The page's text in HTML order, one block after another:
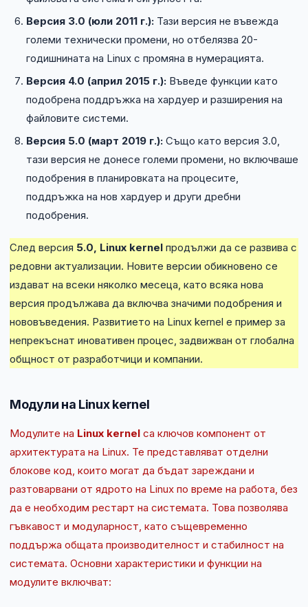
Версия 3.0 (юли 2011 г.): Тази версия не въвежда
големи технически промени, но отбелязва 20-
годишнината на Linux с промяна в нумерацията.
Версия 4.0 (април 2015 г.): Въведе функции като
подобрена поддръжка на хардуер и разширения на
файловите системи.
Версия 5.0 (март 2019 г.): Също като версия 3.0,
тази версия не донесе големи промени, но включваше
подобрения в планировката на процесите,
поддръжка на нов хардуер и други дребни
подобрения.
След версия 5.0, Linux kernel продължи да се развива с
редовни актуализации. Новите версии обикновено се
издават на всеки няколко месеца, като всяка нова
версия продължава да включва значими подобрения и
нововъведения. Развитието на Linux kernel е пример за
непрекъснат иновативен процес, задвижван от глобална
общност от разработчици и компании.
Модули на Linux kernel
Модулите на Linux kernel са ключов компонент от
архитектурата на Linux. Те представляват отделни
блокове код, които могат да бъдат зареждани и
разтоварвани от ядрото на Linux по време на работа, без
да е необходим рестарт на системата. Това позволява
гъвкавост и модуларност, като същевременно
поддържа общата производителност и стабилност на
системата. Основни характеристики и функции на
модулите включват: